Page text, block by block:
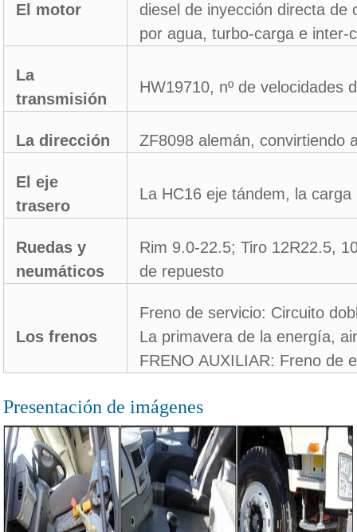
El motor
diesel de inyección directa
por agua, turbo-carga e inter-
La
transmisión
HW19710, nº de velocidades
La dirección ZF8098 alemán, convirtiendo
El eje
trasero
La HC16 eje tándem, la
Ruedas y
neumáticos
Rim 9.0-22.5; Tiro 12R22.5,
de repuesto
Los frenos
Freno de servicio: Circuito
La primavera de la energía,
FRENO AUXILIAR: Freno de
Presentación de imágenes